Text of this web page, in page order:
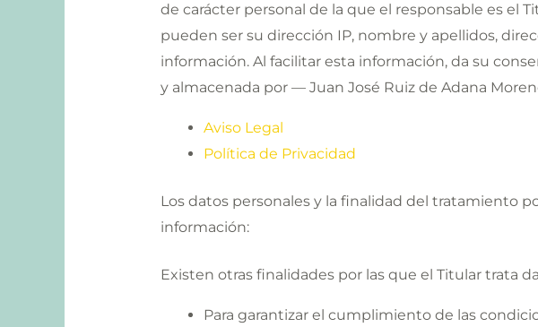
de carácter personal de la que el responsable es el
pueden ser su dirección IP, nombre y apellidos,
información. Al facilitar esta información, da su
y almacenada por — Juan José Ruiz de Adana
Aviso Legal
Política de Privacidad
Los datos personales y la finalidad del tratamiento
información:
Existen otras finalidades por las que el Titular trata
Para garantizar el cumplimiento de las